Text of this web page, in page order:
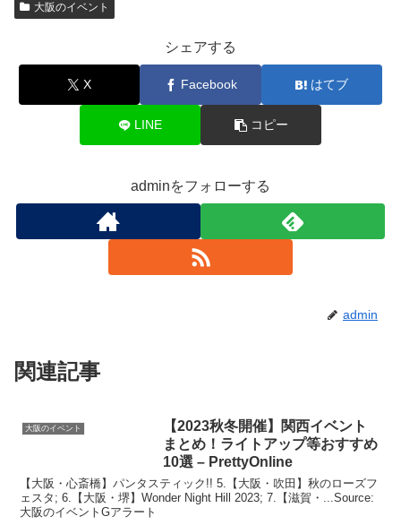
大阪のイベント
シェアする
X Facebook はてブ
LINE コピー
adminをフォローする
admin
関連記事
大阪のイベント 【2023秋冬開催】関西イベント
まとめ！ライトアップ等おすすめ
10選 – PrettyOnline
【大阪・心斎橋】パンタスティック!! 5.【大阪・吹田】秋のローズフ
ェスタ; 6.【大阪・堺】Wonder Night Hill 2023; 7.【滋賀・...Source:
大阪のイベントGアラート